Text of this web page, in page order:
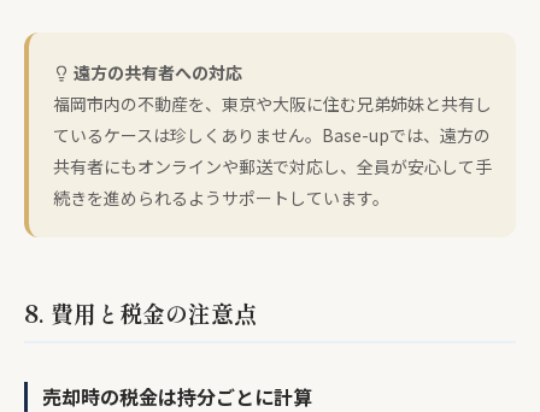
遠方の共有者への対応
福岡市内の不動産を、東京や大阪に住む兄弟姉妹と共有し
ているケースは珍しくありません。Base-upでは、遠方の
共有者にもオンラインや郵送で対応し、全員が安心して手
続きを進められるようサポートしています。
8. 費用と税金の注意点
売却時の税金は持分ごとに計算